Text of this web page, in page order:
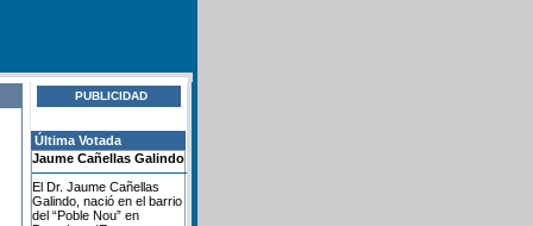
PUBLICIDAD
Última Votada
Jaume Cañellas Galindo
El Dr. Jaume Cañellas
Galindo, nació en el barrio
del “Poble Nou” en